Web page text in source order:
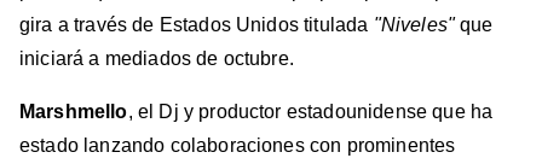
gira a través de Estados Unidos titulada "Niveles"que
iniciará a mediados de octubre.
Marshmello, el Dj y productor estadounidense que ha
estado lanzando colaboraciones con prominentes